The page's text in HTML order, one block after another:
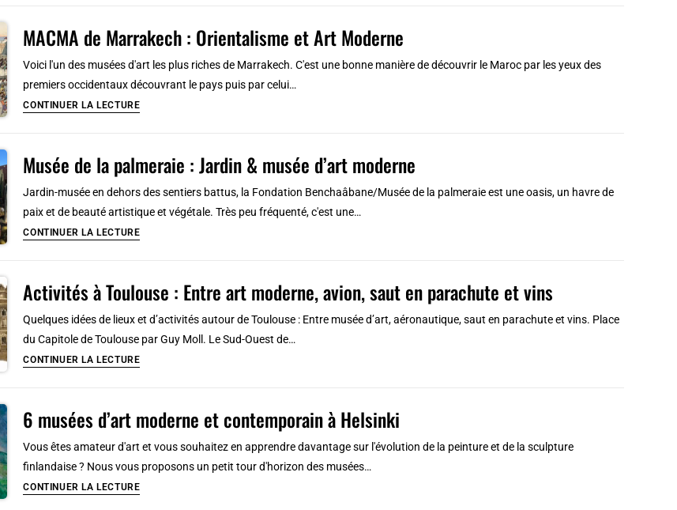
de
expos
MACMA de Marrakech : Orientalisme et Art Moderne
Voici l'un des musées d'art les plus riches de Marrakech. C'est une bonne manière de découvrir le Maroc par les yeux des
premiers occidentaux découvrant le pays puis par celui…
CONTINUER LA LECTUREMACMA
:
Art
Moderne
Musée de la palmeraie : Jardin & musée d’art moderne
Jardin-musée en dehors des sentiers battus, la Fondation Benchaâbane/Musée de la palmeraie est une oasis, un havre de
paix et de beauté artistique et végétale. Très peu fréquenté, c'est une…
CONTINUER LA LECTUREMusée
palmeraie
&
musée
Activités à Toulouse : Entre art moderne, avion, saut en parachute et vins
Quelques idées de lieux et d’activités autour de Toulouse : Entre musée d’art, aéronautique, saut en parachute et vins. Place
du Capitole de Toulouse par Guy Moll. Le Sud-Ouest de…
CONTINUER LA LECTUREActivités
:
moderne,
avion,
6 musées d’art moderne et contemporain à Helsinki
Vous êtes amateur d'art et vous souhaitez en apprendre davantage sur l'évolution de la peinture et de la sculpture
finlandaise ? Nous vous proposons un petit tour d'horizon des musées…
CONTINUER LA LECTURE6